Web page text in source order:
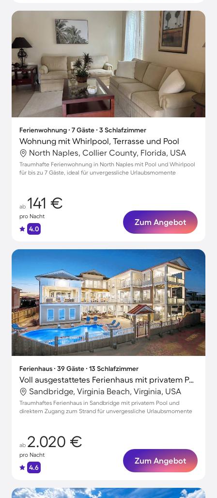
Ferienwohnung ∙ 7 Gäste ∙ 3 Schlafzimmer
Wohnung mit Whirlpool, Terrasse und Pool
North Naples, Collier County, Florida, USA
Traumhafte Ferienwohnung in North Naples mit Pool und Whirlpool
für bis zu 7 Gäste, ideal für unvergessliche Urlaubsmomente
ab 141 €
pro Nacht
4.0
Zum Angebot
Ferienhaus ∙ 39 Gäste ∙ 13 Schlafzimmer
Voll ausgestattetes Ferienhaus mit privatem Pool und Grill | Strand in der Nähe | Ideal für Homeoffice
Sandbridge, Virginia Beach, Virginia, USA
Traumhaftes Ferienhaus in Sandbridge mit privatem Pool und
direktem Zugang zum Strand für unvergessliche Urlaubsmomente
ab 2.020 €
pro Nacht
4.6
Zum Angebot